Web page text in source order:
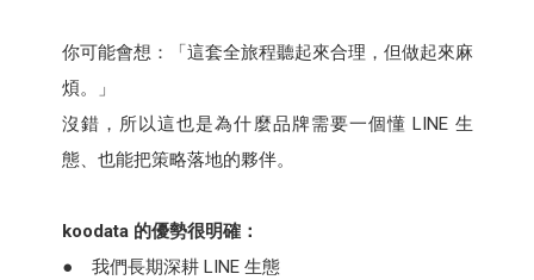
你可能會想：「這套全旅程聽起來合理，但做起來麻
煩。」
沒錯，所以這也是為什麼品牌需要一個懂 LINE 生
態、也能把策略落地的夥伴。
koodata 的優勢很明確：
● 我們長期深耕 LINE 生態